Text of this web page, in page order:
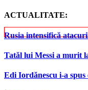
ACTUALITATE:
Rusia intensifică
Tatăl lui Messi a murit
Edi Iordănescu i-a